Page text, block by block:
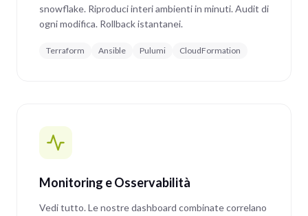
snowflake. Riproduci interi ambienti in minuti. Audit di
ogni modifica. Rollback istantanei.
Terraform Ansible Pulumi CloudFormation
Monitoring e Osservabilità
Vedi tutto. Le nostre dashboard combinate correlano